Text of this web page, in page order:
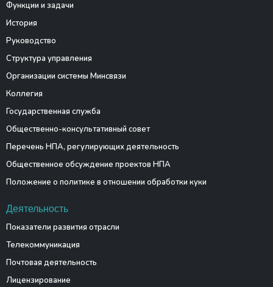
Функции и задачи
История
Руководство
Структура управления
Организации системы Минсвязи
Коллегия
Государственная служба
Общественно-консультативный совет
Перечень НПА, регулирующих деятельность
Общественное обсуждение проектов НПА
Положение о политике в отношении обработки куки
Деятельность
Показатели развития отрасли
Телекоммуникация
Почтовая деятельность
Лицензирование